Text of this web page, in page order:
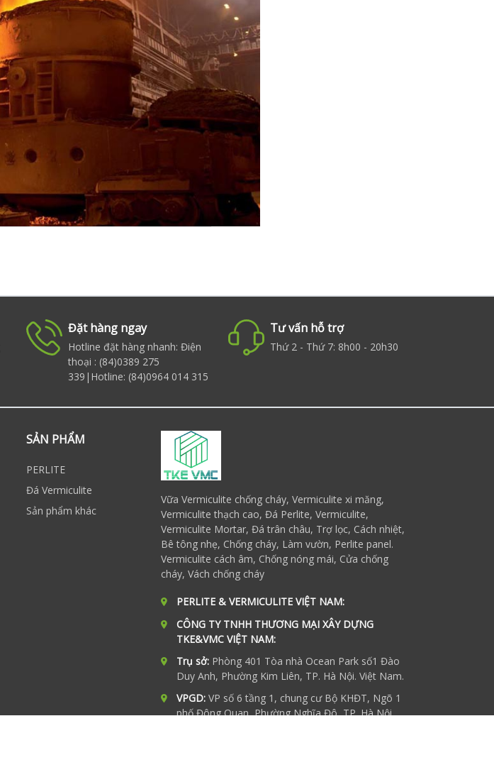
Đặt hàng ngay
Hotline đặt hàng nhanh: Điện
thoại : (84)0389 275
339|Hotline: (84)0964 014 315
Tư vấn hỗ trợ
Thứ 2 - Thứ 7: 8h00 - 20h30
SẢN PHẨM
PERLITE
Đá Vermiculite
Sản phẩm khác
Vữa Vermiculite chống cháy, Vermiculite xi măng,
Vermiculite thạch cao, Đá Perlite, Vermiculite,
Vermiculite Mortar, Đá trân châu, Trợ lọc, Cách nhiệt,
Bê tông nhẹ, Chống cháy, Làm vườn, Perlite panel.
Vermiculite cách âm, Chống nóng mái, Cửa chống
cháy, Vách chống cháy
PERLITE & VERMICULITE VIỆT NAM:
CÔNG TY TNHH THƯƠNG MẠI XÂY DỰNG
TKE&VMC VIỆT NAM:
Trụ sở: Phòng 401 Tòa nhà Ocean Park số1 Đào
Duy Anh, Phường Kim Liên, TP. Hà Nội. Việt Nam.
VPGD: VP số 6 tầng 1, chung cư Bộ KHĐT, Ngõ 1
phố Đông Quan, Phường Nghĩa Đô, TP. Hà Nội,